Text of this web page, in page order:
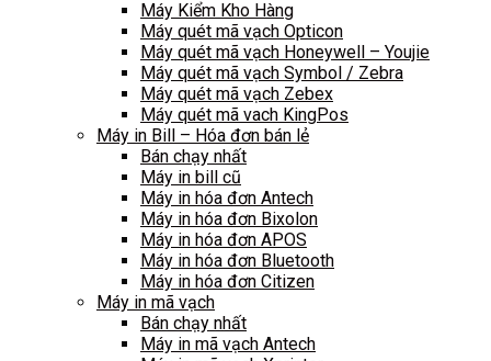
Máy Kiểm Kho Hàng
Máy quét mã vạch Opticon
Máy quét mã vạch Honeywell – Youjie
Máy quét mã vạch Symbol / Zebra
Máy quét mã vạch Zebex
Máy quét mã vach KingPos
Máy in Bill – Hóa đơn bán lẻ
Bán chạy nhất
Máy in bill cũ
Máy in hóa đơn Antech
Máy in hóa đơn Bixolon
Máy in hóa đơn APOS
Máy in hóa đơn Bluetooth
Máy in hóa đơn Citizen
Máy in mã vạch
Bán chạy nhất
Máy in mã vạch Antech